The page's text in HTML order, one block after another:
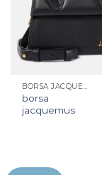
BORSA JACQUEMUS
borsa
jacquemus